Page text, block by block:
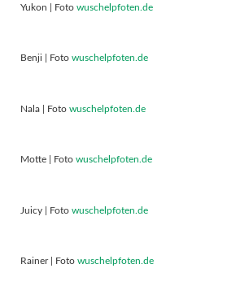
Yukon | Foto wuschelpfoten.de
Benji | Foto wuschelpfoten.de
Nala | Foto wuschelpfoten.de
Motte | Foto wuschelpfoten.de
Juicy | Foto wuschelpfoten.de
Rainer | Foto wuschelpfoten.de